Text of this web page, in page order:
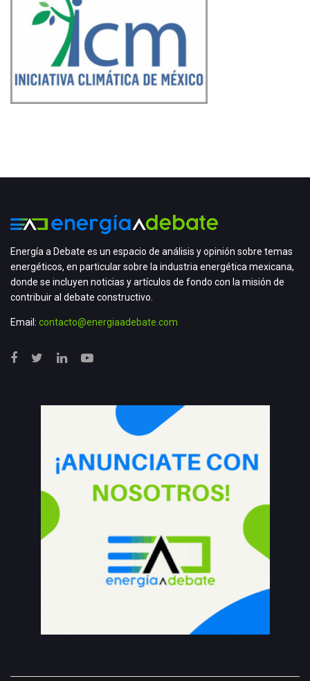
Energía a Debate es un espacio de análisis y opinión sobre temas
energéticos, en particular sobre la industria energética mexicana,
donde se incluyen noticias y artículos de fondo con la misión de
contribuir al debate constructivo.
Email: contacto@energiaadebate.com